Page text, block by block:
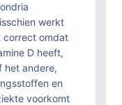
werkt
correct omdat
D heeft,
het andere,
en
voorkomt